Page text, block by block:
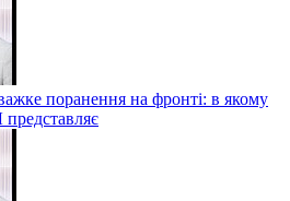
поранення на фронті: в якому
представляє